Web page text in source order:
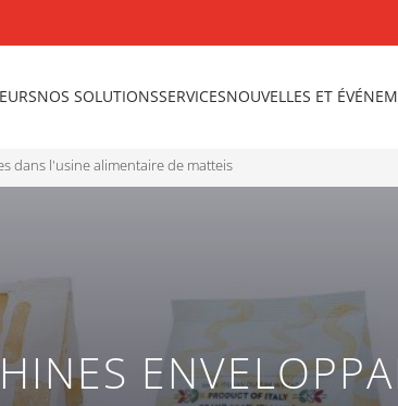
NOS SOLUTIONSSERVICESNOUVELLES ET
dans l'usine alimentaire de matteis